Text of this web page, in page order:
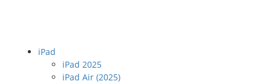
iPad
iPad 2025
iPad Air (2025)